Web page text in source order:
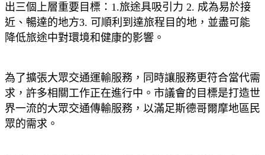
出三個上層重要目標：1.旅途具吸引力 2. 成為易於接
近、暢達的地方3. 可順利到達旅程目的地，並盡可能
降低旅途中對環境和健康的影響。
為了擴張大眾交通運輸服務，同時讓服務更符合當代需
求，許多相關工作正在進行中。市議會的目標是打造世
界一流的大眾交通傳輸服務，以滿足斯德哥爾摩地區民
眾的需求。